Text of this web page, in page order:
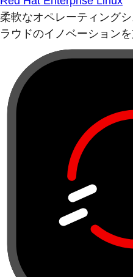
柔軟なオペレーティング
ラウドのイノベーションを